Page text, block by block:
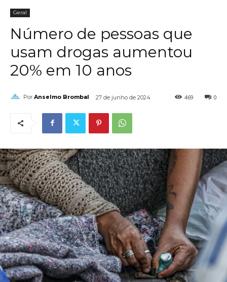
Geral
Número de pessoas que
usam drogas aumentou
20% em 10 anos
Por Anselmo Brombal 27 de junho de 2024 0
469